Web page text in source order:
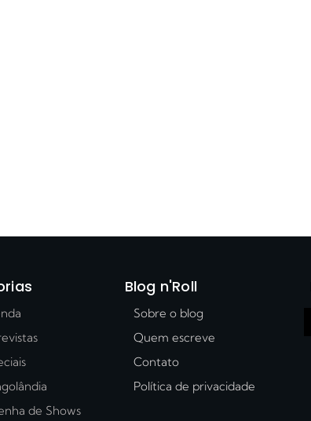
de Shows
Blog n'Roll
Sobre o blog
Quem escreve
Contato
Política de privacidade